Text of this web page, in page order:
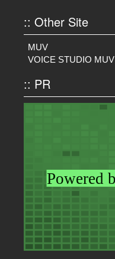
:: Other Site
MUV
VOICE STUDIO MUV
:: PR